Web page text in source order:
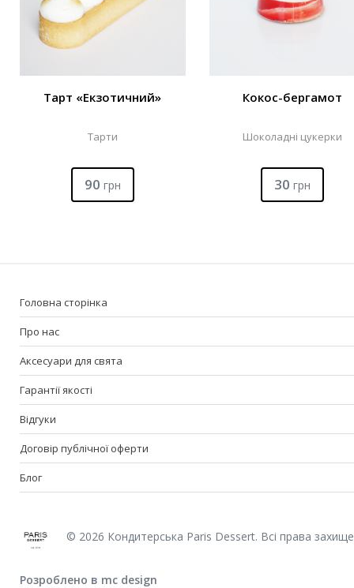
Тарт «Екзотичний»
Тарти
90 грн
Кокос-бергамот
Шоколадні цукерки
30 грн
Головна сторінка
Про нас
Аксесуари для свята
Гарантії якості
Відгуки
Договір публічної оферти
Блог
© 2026 Кондитерська Paris Dessert. Всі права
Розроблено в mc design